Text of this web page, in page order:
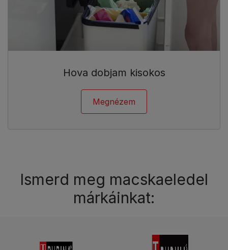
Hova dobjam kisokos
Megnézem
Ismerd meg macskaeledel
márkáinkat: